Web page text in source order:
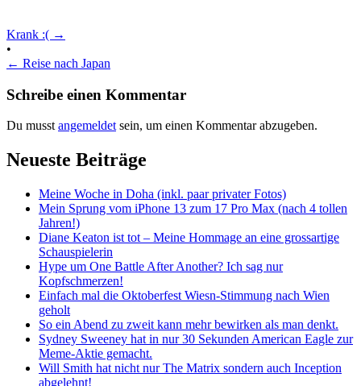
Krank :( →
•
← Reise nach Japan
Schreibe einen Kommentar
Du musst angemeldet sein, um einen Kommentar abzugeben.
Neueste Beiträge
Meine Woche in Doha (inkl. paar privater Fotos)
Mein Sprung vom iPhone 13 zum 17 Pro Max (nach 4 tollen
Jahren!)
Diane Keaton ist tot – Meine Hommage an eine grossartige
Schauspielerin
Hype um One Battle After Another? Ich sag nur
Kopfschmerzen!
Einfach mal die Oktoberfest Wiesn-Stimmung nach Wien
geholt
So ein Abend zu zweit kann mehr bewirken als man denkt.
Sydney Sweeney hat in nur 30 Sekunden American Eagle zur
Meme-Aktie gemacht.
Will Smith hat nicht nur The Matrix sondern auch Inception
abgelehnt!